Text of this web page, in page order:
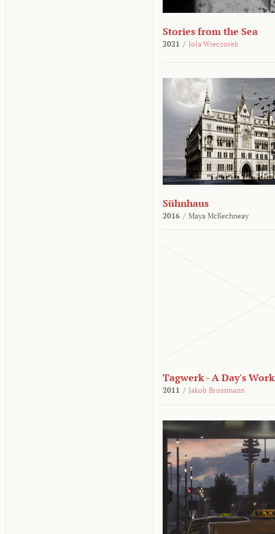
Stories from the Sea
2021 / Jola Wieczorek
Sühnhaus
2016 / Maya McKechneay
Tagwerk - A Day's Work
2011 / Jakob Brossmann